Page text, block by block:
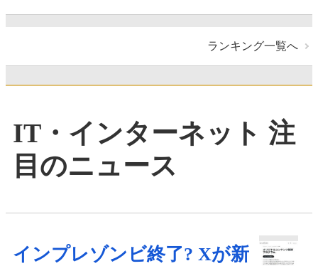
ランキング一覧へ
IT・インターネット 注
目のニュース
インプレゾンビ終了? Xが新